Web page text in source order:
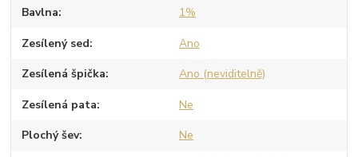
Bavlna 1%
Zesílený sed Ano
Zesílená špička Ano (neviditelně)
Zesílená pata Ne
Plochý šev Ne